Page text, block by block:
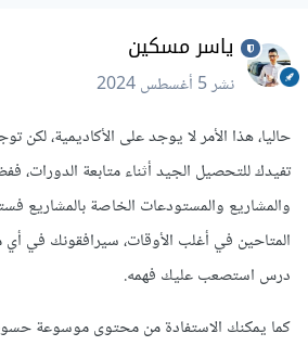
ياسر مسكين
نشر5 أغسطس 2024
حاليا، هذا الأمر لا يوجد على الأكاديمية، لكن
تفيدك للتحصيل الجيد أثناء متابعة الدورات،
والمشاريع والمستودعات الخاصة بالمشاريع
المتاحين في أغلب الأوقات، سيرافقونك في
درس استصعب عليك فهمه.
كما يمكنك الاستفادة من محتوى موسوعة